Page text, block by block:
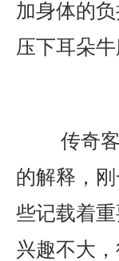
加身体的
压下耳朵牛
传奇客
的解释，
些记载着
兴趣不大